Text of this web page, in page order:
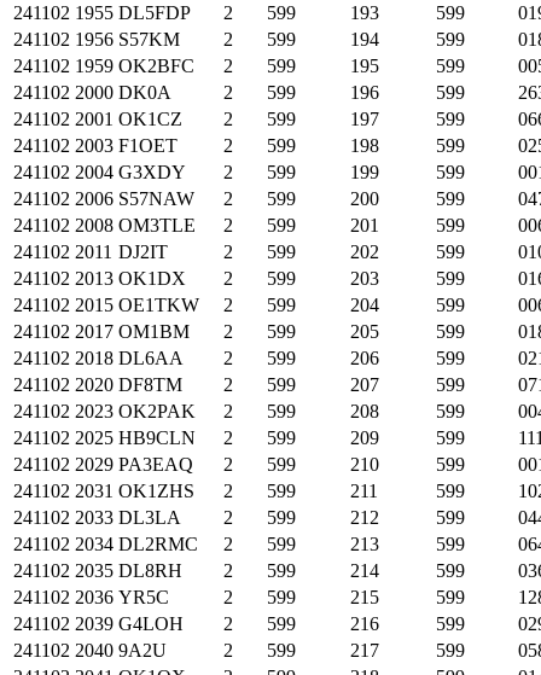
241102 1955 DL5FDP 2 599 193 599
241102 1956 S57KM 2 599 194 599
241102 1959 OK2BFC 2 599 195 599
241102 2000 DK0A 2 599 196 599
241102 2001 OK1CZ 2 599 197 599
241102 2003 F1OET 2 599 198 599
241102 2004 G3XDY 2 599 199 599
241102 2006 S57NAW 2 599 200 599
241102 2008 OM3TLE 2 599 201 599
241102 2011 DJ2IT 2 599 202 599
241102 2013 OK1DX 2 599 203 599
241102 2015 OE1TKW 2 599 204 599
241102 2017 OM1BM 2 599 205 599
241102 2018 DL6AA 2 599 206 599
241102 2020 DF8TM 2 599 207 599
241102 2023 OK2PAK 2 599 208 599
241102 2025 HB9CLN 2 599 209 599
241102 2029 PA3EAQ 2 599 210 599
241102 2031 OK1ZHS 2 599 211 599
241102 2033 DL3LA 2 599 212 599
241102 2034 DL2RMC 2 599 213 599
241102 2035 DL8RH 2 599 214 599
241102 2036 YR5C 2 599 215 599
241102 2039 G4LOH 2 599 216 599
241102 2040 9A2U 2 599 217 599